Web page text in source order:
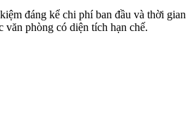
đáng kể chi phí ban đầu và thời gian
phòng có diện tích hạn chế.